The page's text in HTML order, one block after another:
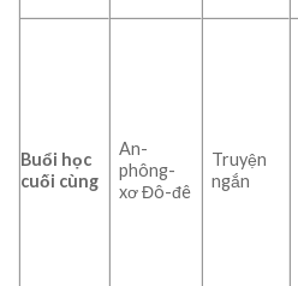
Buổi học
cuối cùng
An-
phông-
xơ Đô-đê
Truyện
ngắn